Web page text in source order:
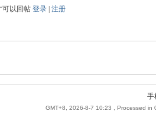
可以回帖 登录 注册
手
GMT+8, 2026-8-7 10:23 , Processed in